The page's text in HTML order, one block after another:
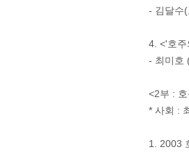
- 김달수
4. <'호
- 최미호
<2부 :
* 사회 :
1. 2003